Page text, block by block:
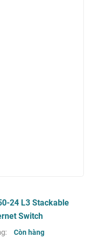
24 L3 Stackable
Switch
Còn hàng